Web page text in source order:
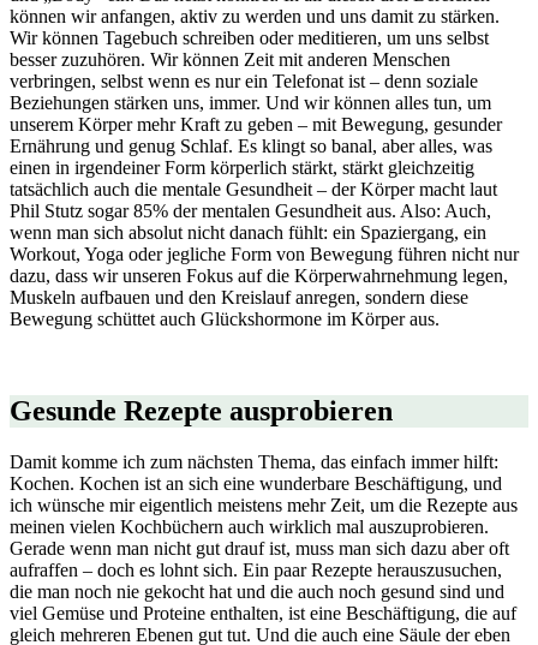
können wir anfangen, aktiv zu werden und uns damit zu stärken.
Wir können Tagebuch schreiben oder meditieren, um uns selbst
besser zuzuhören. Wir können Zeit mit anderen Menschen
verbringen, selbst wenn es nur ein Telefonat ist – denn soziale
Beziehungen stärken uns, immer. Und wir können alles tun, um
unserem Körper mehr Kraft zu geben – mit Bewegung, gesunder
Ernährung und genug Schlaf. Es klingt so banal, aber alles, was
einen in irgendeiner Form körperlich stärkt, stärkt gleichzeitig
tatsächlich auch die mentale Gesundheit – der Körper macht laut
Phil Stutz sogar 85% der mentalen Gesundheit aus. Also: Auch,
wenn man sich absolut nicht danach fühlt: ein Spaziergang, ein
Workout, Yoga oder jegliche Form von Bewegung führen nicht nur
dazu, dass wir unseren Fokus auf die Körperwahrnehmung legen,
Muskeln aufbauen und den Kreislauf anregen, sondern diese
Bewegung schüttet auch Glückshormone im Körper aus.
Gesunde Rezepte ausprobieren
Damit komme ich zum nächsten Thema, das einfach immer hilft:
Kochen. Kochen ist an sich eine wunderbare Beschäftigung, und
ich wünsche mir eigentlich meistens mehr Zeit, um die Rezepte aus
meinen vielen Kochbüchern auch wirklich mal auszuprobieren.
Gerade wenn man nicht gut drauf ist, muss man sich dazu aber oft
aufraffen – doch es lohnt sich. Ein paar Rezepte herauszusuchen,
die man noch nie gekocht hat und die auch noch gesund sind und
viel Gemüse und Proteine enthalten, ist eine Beschäftigung, die auf
gleich mehreren Ebenen gut tut. Und die auch eine Säule der eben